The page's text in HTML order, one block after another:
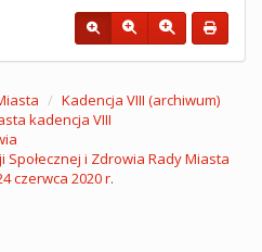
Kadencja VIII (archiwum)
kadencja VIII
Społecznej i Zdrowia Rady Miasta
czerwca 2020 r.